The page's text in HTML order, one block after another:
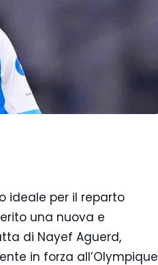
ideale per il reparto
una nuova e
di Nayef Aguerd,
in forza all’Olympique